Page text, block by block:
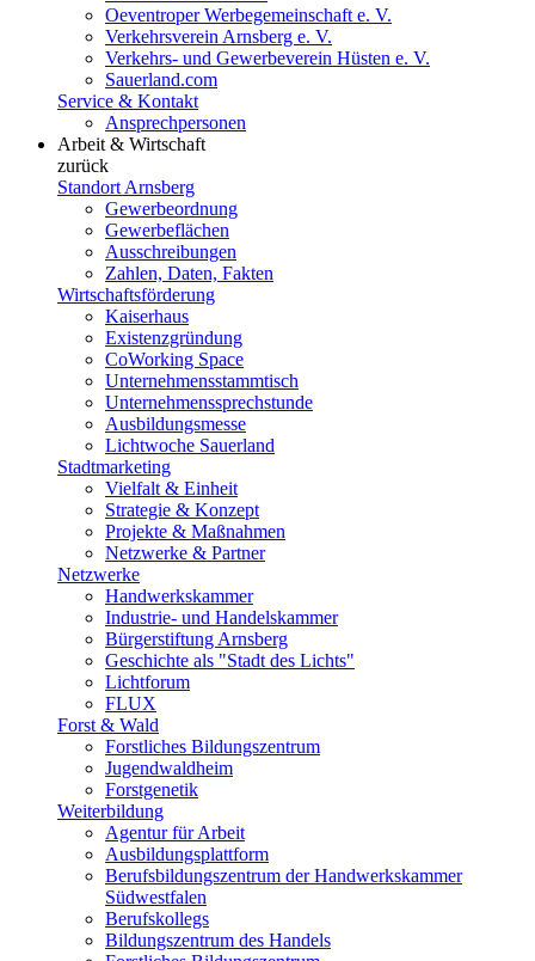
Oeventroper Werbegemeinschaft e. V.
Verkehrsverein Arnsberg e. V.
Verkehrs- und Gewerbeverein Hüsten e. V.
Sauerland.com
Service & Kontakt
Ansprechpersonen
Arbeit & Wirtschaft
zurück
Standort Arnsberg
Gewerbeordnung
Gewerbeflächen
Ausschreibungen
Zahlen, Daten, Fakten
Wirtschaftsförderung
Kaiserhaus
Existenzgründung
CoWorking Space
Unternehmensstammtisch
Unternehmenssprechstunde
Ausbildungsmesse
Lichtwoche Sauerland
Stadtmarketing
Vielfalt & Einheit
Strategie & Konzept
Projekte & Maßnahmen
Netzwerke & Partner
Netzwerke
Handwerkskammer
Industrie- und Handelskammer
Bürgerstiftung Arnsberg
Geschichte als "Stadt des Lichts"
Lichtforum
FLUX
Forst & Wald
Forstliches Bildungszentrum
Jugendwaldheim
Forstgenetik
Weiterbildung
Agentur für Arbeit
Ausbildungsplattform
Berufsbildungszentrum der Handwerkskammer
Südwestfalen
Berufskollegs
Bildungszentrum des Handels